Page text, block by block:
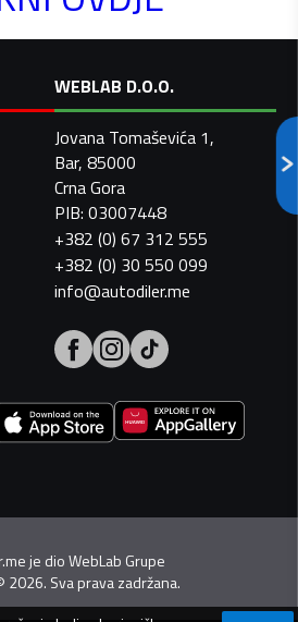
WEBLAB D.O.O.
Jovana Tomaševića 1,
Bar, 85000
Crna Gora
PIB: 03007448
+382 (0) 67 312 555
+382 (0) 30 550 099
info@autodiler.me
je dioWebLab Grupe
2026. Sva prava zadržana.